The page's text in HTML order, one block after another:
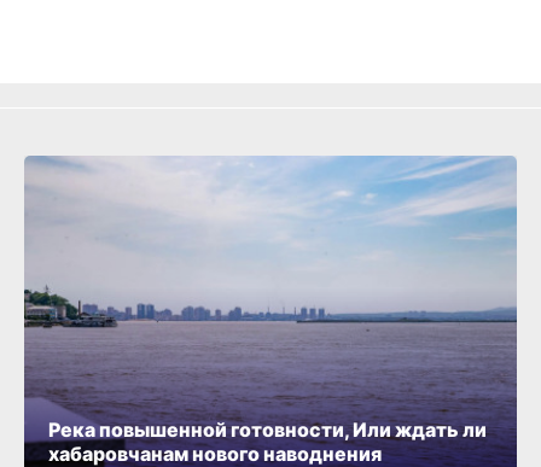
Река повышенной готовности, Или ждать ли
хабаровчанам нового наводнения